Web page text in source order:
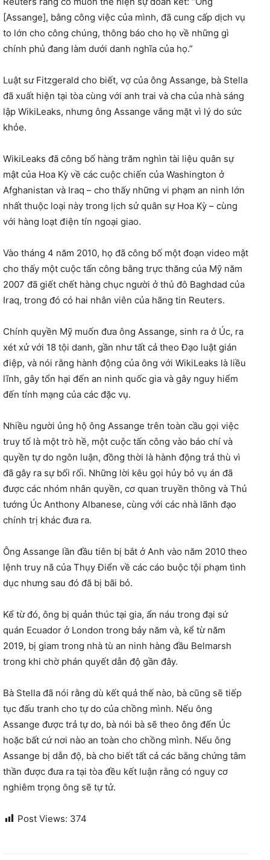
[Assange], bằng công việc của mình, đã cung cấp dịch vụ
to lớn cho công chúng, thông báo cho họ về những gì
chính phủ đang làm dưới danh nghĩa của họ.”
Luật sư Fitzgerald cho biết, vợ của ông Assange, bà Stella
đã xuất hiện tại tòa cùng với anh trai và cha của nhà sáng
lập WikiLeaks, nhưng ông Assange vắng mặt vì lý do sức
khỏe.
WikiLeaks đã công bố hàng trăm nghìn tài liệu quân sự
mật của Hoa Kỳ về các cuộc chiến của Washington ở
Afghanistan và Iraq – cho thấy những vi phạm an ninh lớn
nhất thuộc loại này trong lịch sử quân sự Hoa Kỳ – cùng
với hàng loạt điện tín ngoại giao.
Vào tháng 4 năm 2010, họ đã công bố một đoạn video mật
cho thấy một cuộc tấn công bằng trực thăng của Mỹ năm
2007 đã giết chết hàng chục người ở thủ đô Baghdad của
Iraq, trong đó có hai nhân viên của hãng tin Reuters.
Chính quyền Mỹ muốn đưa ông Assange, sinh ra ở Úc, ra
xét xử với 18 tội danh, gần như tất cả theo Đạo luật gián
điệp, và nói rằng hành động của ông với WikiLeaks là liều
lĩnh, gây tổn hại đến an ninh quốc gia và gây nguy hiểm
đến tính mạng của các đặc vụ.
Nhiều người ủng hộ ông Assange trên toàn cầu gọi việc
truy tố là một trò hề, một cuộc tấn công vào báo chí và
quyền tự do ngôn luận, đồng thời là hành động trả thù vì
đã gây ra sự bối rối. Những lời kêu gọi hủy bỏ vụ án đã
được các nhóm nhân quyền, cơ quan truyền thông và Thủ
tướng Úc Anthony Albanese, cùng với các nhà lãnh đạo
chính trị khác đưa ra.
Ông Assange lần đầu tiên bị bắt ở Anh vào năm 2010 theo
lệnh truy nã của Thụy Điển về các cáo buộc tội phạm tình
dục nhưng sau đó đã bị bãi bỏ.
Kể từ đó, ông bị quản thúc tại gia, ẩn náu trong đại sứ
quán Ecuador ở London trong bảy năm và, kể từ năm
2019, bị giam trong nhà tù an ninh hàng đầu Belmarsh
trong khi chờ phán quyết dẫn độ gần đây.
Bà Stella đã nói rằng dù kết quả thế nào, bà cũng sẽ tiếp
tục đấu tranh cho tự do của chồng mình. Nếu ông
Assange được trả tự do, bà nói bà sẽ theo ông đến Úc
hoặc bất cứ nơi nào an toàn cho chồng mình. Nếu ông
Assange bị dẫn độ, bà cho biết tất cả các bằng chứng tâm
thần được đưa ra tại tòa đều kết luận rằng có nguy cơ
nghiêm trọng ông sẽ tự tử.
Post Views: 374